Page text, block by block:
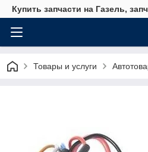
Купить запчасти на Газель,
Товары и услуги